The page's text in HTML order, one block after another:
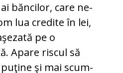
băncilor, care ne-
lua credite în lei,
pe o
Apare ris­cul să
şi mai scum­